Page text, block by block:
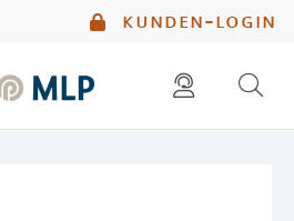
kunden-login